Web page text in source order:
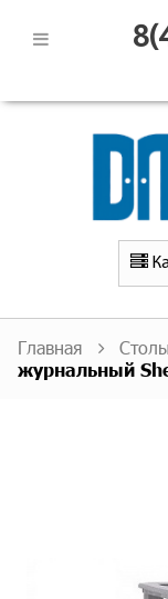
Главная Столы
журнальный